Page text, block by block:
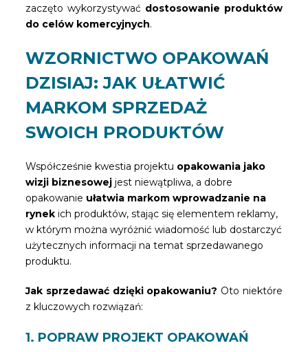
zaczęto wykorzystywać dostosowanie produktów
do celów komercyjnych.
WZORNICTWO OPAKOWAŃ
DZISIAJ: JAK UŁATWIĆ
MARKOM SPRZEDAŻ
SWOICH PRODUKTÓW
Współcześnie kwestia projektu opakowania jako
wizji biznesowej jest niewątpliwa, a dobre
opakowanie ułatwia markom wprowadzanie na
rynek ich produktów, stając się elementem reklamy,
w którym można wyróżnić wiadomość lub dostarczyć
użytecznych informacji na temat sprzedawanego
produktu.
Jak sprzedawać dzięki opakowaniu? Oto niektóre
z kluczowych rozwiązań:
1. POPRAW PROJEKT OPAKOWAŃ